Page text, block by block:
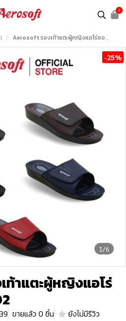
0
Aerosoft รองเท้าแตะผู้หญิงแอโร่ซอฟรุ่น LA2102
1/6
-25%
ท้าแตะผู้หญิงแอโร่
ขายแล้ว 0 ชิ้น
ยังไม่มีรีวิว